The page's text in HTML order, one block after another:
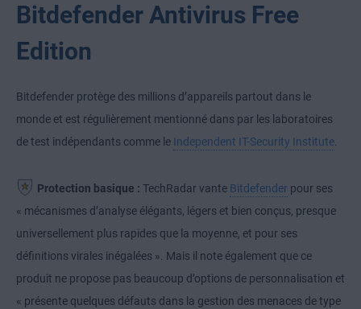
Bitdefender Antivirus Free
Edition
Bitdefender protège des millions d’appareils partout dans le
monde et est régulièrement mentionné dans par les laboratoires
de test indépendants comme le Independent IT-Security Institute.
Protection basique : TechRadar vante Bitdefender pour ses
« mécanismes d’analyse élégants, légers et bien conçus, presque
universellement plus rapides que la moyenne, et pour ses
définitions virales inégalées ». Mais il note également que ce
produit ne propose pas beaucoup d’options de personnalisation et
« présente quelques défauts dans la gestion des menaces de type